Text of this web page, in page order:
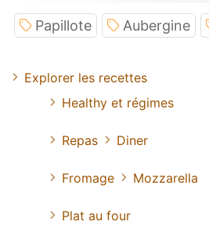
Papillote Aubergine
Explorer les recettes
Healthy et régimes
Repas Diner
Fromage Mozzarella
Plat au four